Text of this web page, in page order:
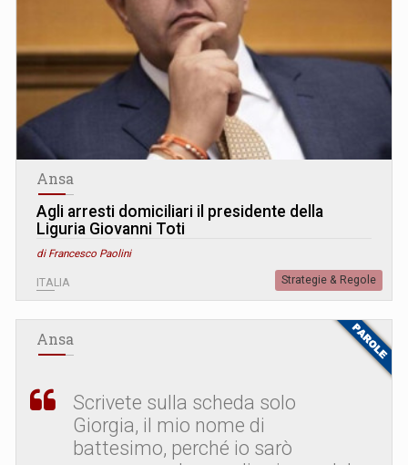
Ansa
Agli arresti domiciliari il presidente della
Liguria Giovanni Toti
di Francesco Paolini
ITALIA Strategie & Regole
Ansa
Scrivete sulla scheda solo
Giorgia, il mio nome di
battesimo, perché io sarò